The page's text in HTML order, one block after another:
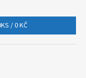
KS /0 KČ